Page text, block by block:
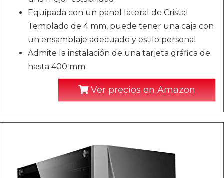
Equipada con un panel lateral de Cristal
Templado de 4 mm, puede tener una caja con
un ensamblaje adecuado y estilo personal
Admite la instalación de una tarjeta gráfica de
hasta 400 mm
Ver precios en Amazon